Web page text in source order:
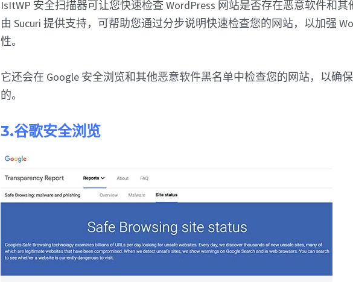
IsItWP 安全扫描器可让您快速检查 WordPress 网站是否存在恶意软件和
由 Sucuri 提供支持，可帮助您通过分步说明快速检查您的网站，以加强
性。
它还会在 Google 安全浏览和其他恶意软件黑名单中检查您的网站，以确
的。
3.谷歌安全浏览